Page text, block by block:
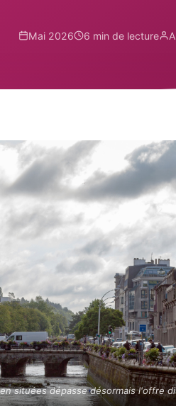
Mai 2026 6 min de lecture
situées dépasse désormais l'offre